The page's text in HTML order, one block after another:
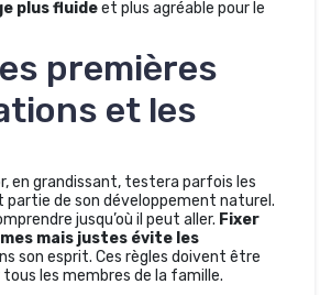
plus fluideet plus agréable pour le
premières
et les
en grandissant, testera parfois les
partie de son développement naturel.
jusqu’où il peut aller. Fixer
mais justes évite les
son esprit. Ces règles doivent être
tous les membres de la famille.